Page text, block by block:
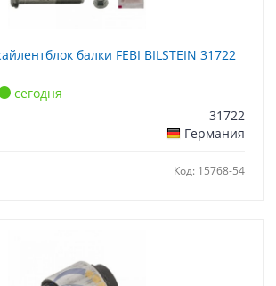
балки FEBI BILSTEIN 31722
сегодня
31722
Германия
Код: 15768-54